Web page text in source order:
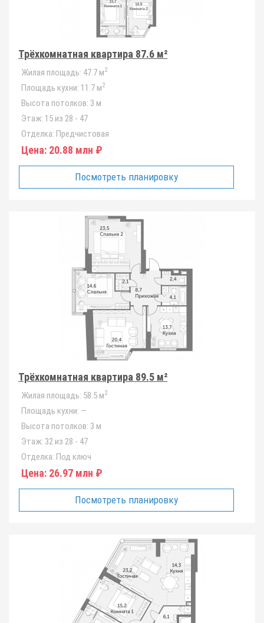
Трёхкомнатная квартира 87.6 м²
Жилая площадь: 47.7 м2
Площадь кухни: 11.7 м2
Высота потолков: 3 м
Этаж: 15 из 28 - 47
Отделка: Предчистовая
Цена: 20.88 млн ₽
Посмотреть планировку
Трёхкомнатная квартира 89.5 м²
Жилая площадь: 58.5 м2
Площадь кухни: —
Высота потолков: 3 м
Этаж: 32 из 28 - 47
Отделка: Под ключ
Цена: 26.97 млн ₽
Посмотреть планировку